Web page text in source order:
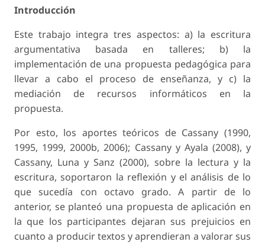
Introducción
Este trabajo integra tres aspectos: a) la escritura
argumentativa basada en talleres; b) la
implementación de una propuesta pedagógica para
llevar a cabo el proceso de enseñanza, y c) la
mediación de recursos informáticos en la
propuesta.
Por esto, los aportes teóricos de Cassany (1990,
1995, 1999, 2000b, 2006); Cassany y Ayala (2008), y
Cassany, Luna y Sanz (2000), sobre la lectura y la
escritura, soportaron la reflexión y el análisis de lo
que sucedía con octavo grado. A partir de lo
anterior, se planteó una propuesta de aplicación en
la que los participantes dejaran sus prejuicios en
cuanto a producir textos y aprendieran a valorar sus